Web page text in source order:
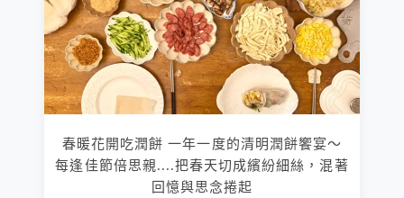
春暖花開吃潤餅 一年一度的清明潤餅饗宴～
每逢佳節倍思親....把春天切成繽紛細絲，混著
回憶與思念捲起